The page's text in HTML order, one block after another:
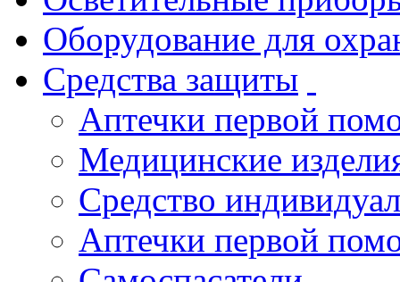
Оборудование для
Средства защиты
Аптечки первой
Медицинские
Средство
Аптечки первой